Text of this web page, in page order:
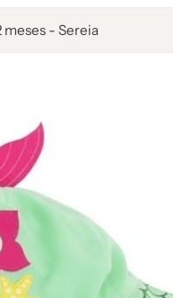
meses - Sereia